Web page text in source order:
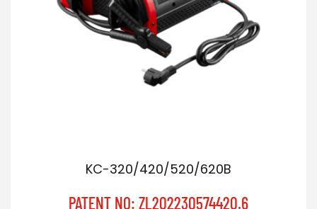
KC-320/420/520/620B
PATENT NO: ZL202230574420.6